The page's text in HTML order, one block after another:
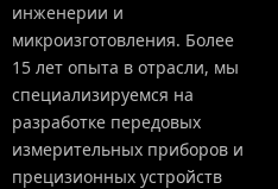
инженерии и
микроизготовления. Более
15 лет опыта в отрасли, мы
специализируемся на
разработке передовых
измерительных приборов и
прецизионных устройств